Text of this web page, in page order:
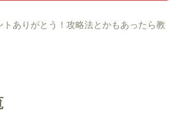
ありがとう！攻略法とかもあったら教